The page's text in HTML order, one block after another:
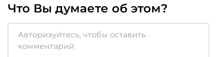
Что Вы думаете об этом?